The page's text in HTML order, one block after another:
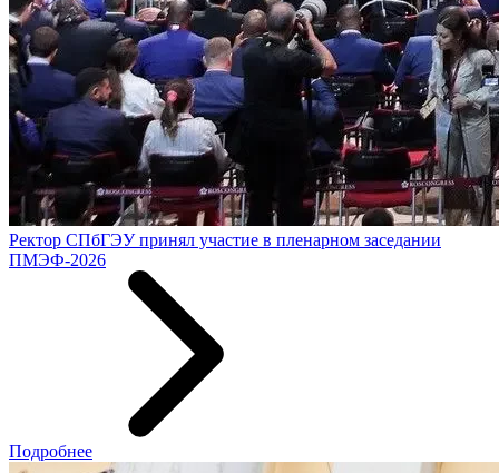
Ректор СПбГЭУ принял участие в пленарном заседании
ПМЭФ-2026
Подробнее